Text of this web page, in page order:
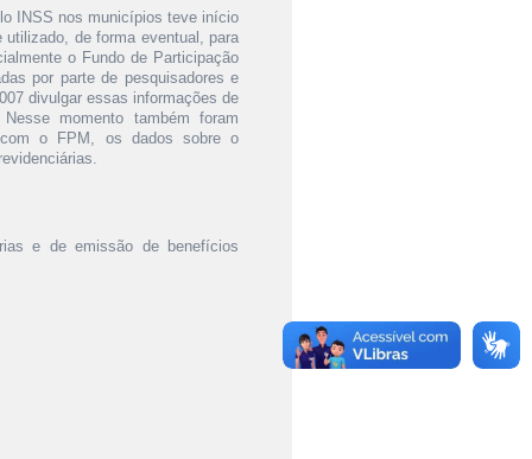
INSS nos municípios teve início
de forma eventual, para
o Fundo de Participação
por parte de pesquisadores e
divulgar essas informações de
momento também foram
com o FPM, os dados sobre o
e de emissão de benefícios